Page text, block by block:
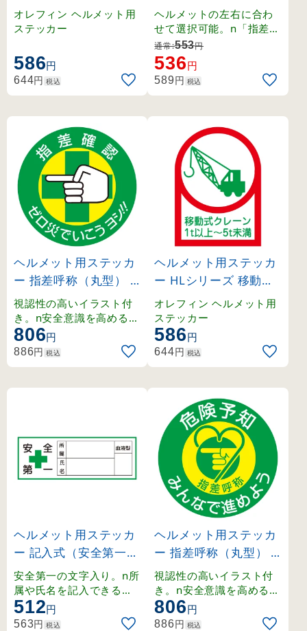
作式クレーン5t以上 (2
33119)
オレフィン ヘルメット用
ステッカー
586円
644円 税込
左向き (204003)
ヘルメットの左右に合わ
せて選択可能。n「指差呼
称でゼロ災害」ステッカ
ー。
通常:553円
536円
589円 税込
ヘルメット用ステッカ
ー 指差呼称（丸型）
指差確認 ゼロ災でいこ
うヨシ!! (204002)
視認性の高いイラスト付
き。n安全意識を高める5
0mm丸型ステッカー。
806円
886円 税込
ヘルメット用ステッカ
ー HLシリーズ 移動式
クレーン1t以上〜5t未
満 (233116)
オレフィン ヘルメット用
ステッカー
586円
644円 税込
ヘルメット用ステッカ
ー 記入式（安全第一）
30×80mm 所属 (2331
06)
安全第一の文字入り。n所
属や氏名を記入できるス
テッカー。
512円
563円 税込
ヘルメット用ステッカ
ー 指差呼称（丸型）
危険予知 みんなで進め
よう (204007)
視認性の高いイラスト付
き。n安全意識を高める5
0mm丸型ステッカー。
806円
886円 税込